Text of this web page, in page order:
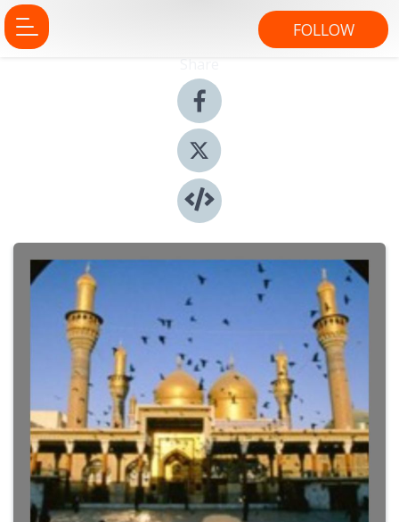
FOLLOW